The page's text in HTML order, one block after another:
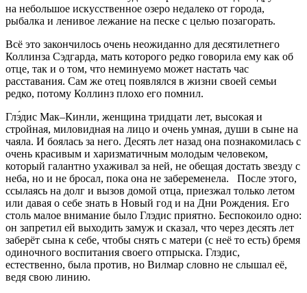
на небольшое искусственное озеро недалеко от города,
рыбалка и ленивое лежание на песке с целью позагорать.
Всё это закончилось очень неожиданно для десятилетнего
Коллинза Сэдгарда, мать которого редко говорила ему как об
отце, так и о том, что неминуемо может настать час
расставания. Сам же отец появлялся в жизни своей семьи
редко, потому Коллинз плохо его помнил.
Глэ́дис Мак–Кинли, женщина тридцати лет, высокая и
стройная, миловидная на лицо и очень умная, души в сыне на
чаяла. И боялась за него. Десять лет назад она познакомилась с
очень красивым и харизматичным молодым человеком,
который галантно ухаживал за ней, не обещая достать звезду с
неба, но и не бросал, пока она не забеременела. После этого,
ссылаясь на долг и вызов домой отца, приезжал только летом
или давая о себе знать в Новый год и на Дни Рождения. Его
столь малое внимание было Глэдис приятно. Беспокоило одно:
он запретил ей выходить замуж и сказал, что через десять лет
заберёт сына к себе, чтобы снять с матери (с неё то есть) бремя
одиночного воспитания своего отпрыска. Глэдис,
естественно, была против, но Вилмар словно не слышал её,
ведя свою линию.